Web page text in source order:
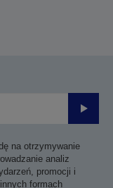
na otrzymywanie
analiz
promocji i
formach